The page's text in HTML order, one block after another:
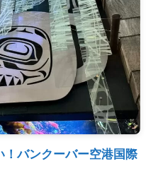
！バンクーバー空港国際